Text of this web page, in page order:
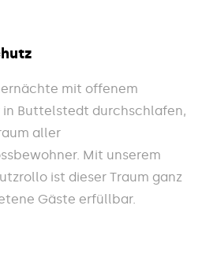
mit offenem
in Buttelstedt durchschlafen,
aller
Mit unserem
ist dieser Traum ganz
Gäste erfüllbar.